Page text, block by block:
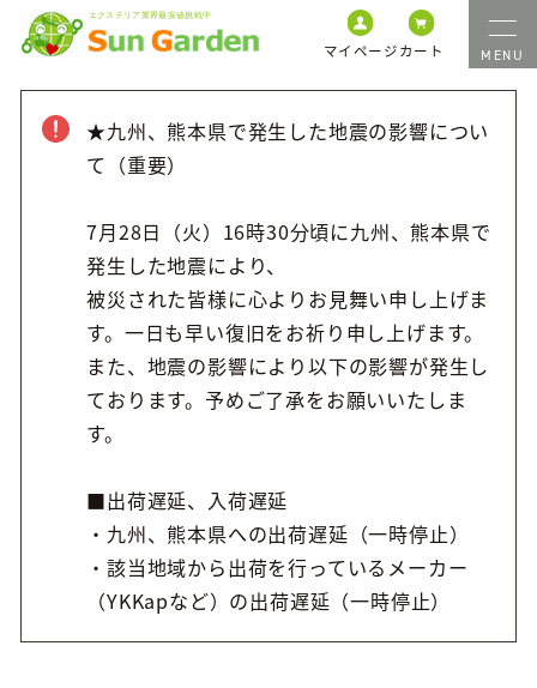
マイページカート
★九州、熊本県で発生した地震の影響につい
て（重要）
7月28日（火）16時30分頃に九州、熊本県で
発生した地震により、
被災された皆様に心よりお見舞い申し上げま
す。一日も早い復旧をお祈り申し上げます。
また、地震の影響により以下の影響が発生し
ております。予めご了承をお願いいたしま
す。
■出荷遅延、入荷遅延
・九州、熊本県への出荷遅延（一時停止）
・該当地域から出荷を行っているメーカー
（YKKapなど）の出荷遅延（一時停止）